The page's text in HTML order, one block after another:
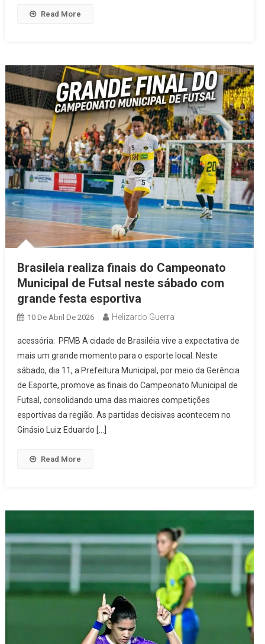
Read More
Brasileia realiza finais do Campeonato
Municipal de Futsal neste sábado com
grande festa esportiva
10 De Abril De 2026 Helizardo Guerra
acessória: PFMB A cidade de Brasiléia vive a expectativa de
mais um grande momento para o esporte local. Neste
sábado, dia 11, a Prefeitura Municipal, por meio da Gerência
de Esporte, promove as finais do Campeonato Municipal de
Futsal, consolidando uma das maiores competições
esportivas da região. As partidas decisivas acontecem no
Ginásio Luiz Eduardo […]
Read More